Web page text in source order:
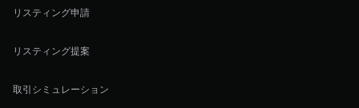
リスティング申請
リスティング提案
取引シミュレーション